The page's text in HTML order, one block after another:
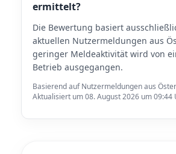
ermittelt?
Die Bewertung basiert
aktuellen Nutzermeldungen aus
geringer Meldeaktivität wird von
Betrieb ausgegangen.
Basierend auf Nutzermeldungen aus
Aktualisiert um 08. August 2026 um 09:44